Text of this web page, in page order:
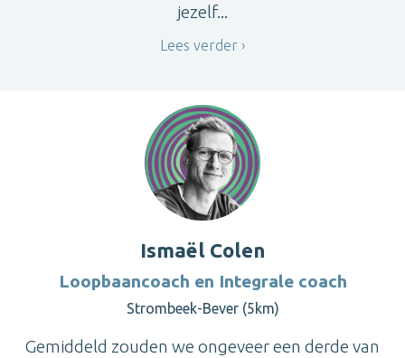
jezelf...
Lees verder
Ismaël Colen
Loopbaancoach en Integrale coach
Strombeek-Bever (5km)
Gemiddeld zouden we ongeveer een derde van